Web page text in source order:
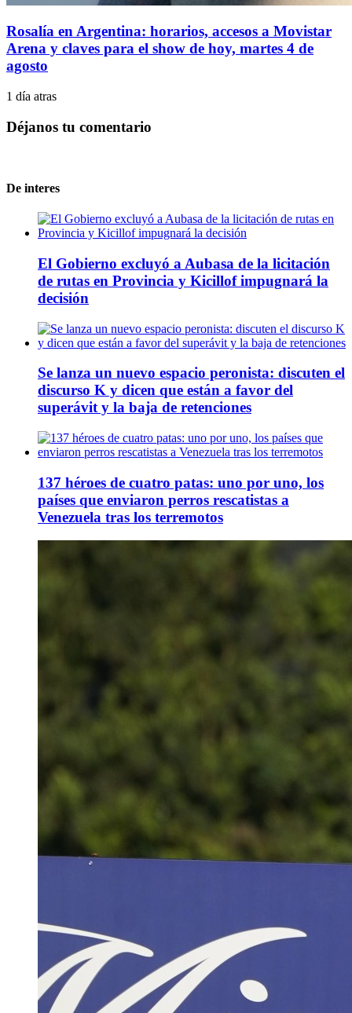
Rosalía en Argentina: horarios, accesos a Movistar
Arena y claves para el show de hoy, martes 4 de
agosto
1 día atras
Déjanos tu comentario
De interes
El Gobierno excluyó a Aubasa de la licitación
de rutas en Provincia y Kicillof impugnará la
decisión
Se lanza un nuevo espacio peronista: discuten el
discurso K y dicen que están a favor del
superávit y la baja de retenciones
137 héroes de cuatro patas: uno por uno, los
países que enviaron perros rescatistas a
Venezuela tras los terremotos